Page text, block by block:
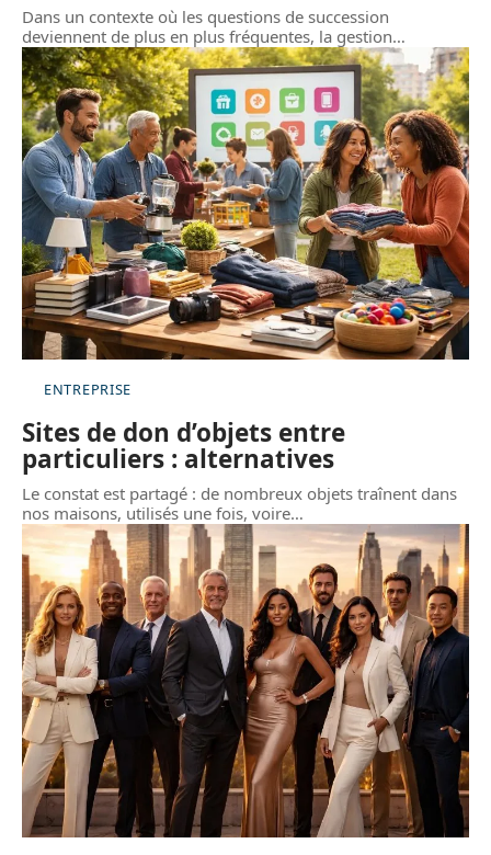
Dans un contexte où les questions de succession
deviennent de plus en plus fréquentes, la gestion…
ENTREPRISE
Sites de don d’objets entre
particuliers : alternatives
Le constat est partagé : de nombreux objets traînent dans
nos maisons, utilisés une fois, voire…